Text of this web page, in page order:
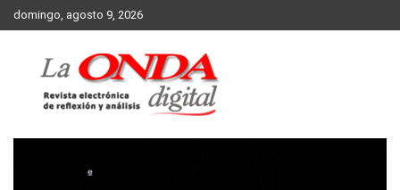
Skip
to
domingo, agosto 9, 2026